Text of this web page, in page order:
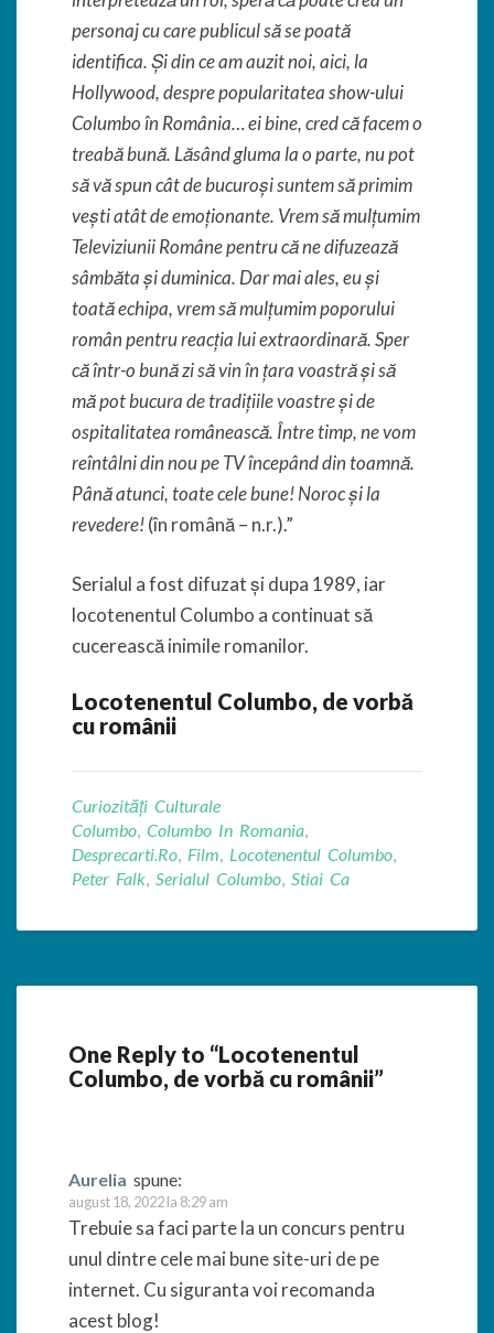
personaj cu care publicul să se poată
identifica. Și din ce am auzit noi, aici, la
Hollywood, despre popularitatea show-ului
Columbo în România… ei bine, cred că facem o
treabă bună. Lăsând gluma la o parte, nu pot
să vă spun cât de bucuroși suntem să primim
vești atât de emoționante. Vrem să mulțumim
Televiziunii Române pentru că ne difuzează
sâmbăta și duminica. Dar mai ales, eu și
toată echipa, vrem să mulțumim poporului
român pentru reacția lui extraordinară. Sper
că într-o bună zi să vin în țara voastră și să
mă pot bucura de tradițiile voastre și de
ospitalitatea românească. Între timp, ne vom
reîntâlni din nou pe TV începând din toamnă.
Până atunci, toate cele bune! Noroc și la
revedere!(în română – n.r.).”
Serialul a fost difuzat și dupa 1989, iar
locotenentul Columbo a continuat să
cucerească inimile romanilor.
Locotenentul Columbo, de vorbă
cu românii
Curiozități Culturale
Columbo, Columbo In Romania,
Desprecarti.ro, Film, Locotenentul Columbo,
Peter Falk, Serialul Columbo, Stiai Ca
One Reply to “Locotenentul
Columbo, de vorbă cu românii”
Aurelia spune:
august 18, 2022 la 8:29 am
Trebuie sa faci parte la un concurs pentru
unul dintre cele mai bune site-uri de pe
internet. Cu siguranta voi recomanda
acest blog!